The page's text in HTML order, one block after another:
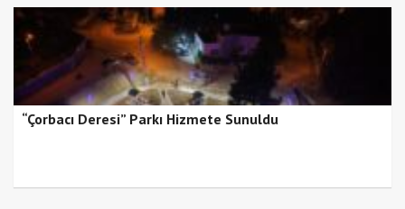
“Çorbacı Deresi” Parkı Hizmete Sunuldu